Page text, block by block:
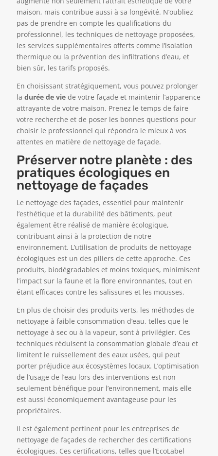
maison, mais contribue aussi à sa longévité. N’oubliez
pas de prendre en compte les qualifications du
professionnel, les techniques de nettoyage proposées,
les services supplémentaires offerts comme l’isolation
thermique ou la prévention des infiltrations d’eau, et
bien sûr, les tarifs proposés.
En choisissant stratégiquement, vous pouvez prolonger
la durée de viede votre façade et maintenir l’apparence
attrayante de votre maison. Prenez le temps de faire
votre recherche et de poser les bonnes questions pour
choisir le professionnel qui répondra le mieux à vos
attentes en matière de nettoyage de façade.
Préserver notre planète : des
pratiques écologiques en
nettoyage de façades
Le nettoyage des façades, essentiel pour maintenir
l’esthétique et la durabilité des bâtiments, peut
également être réalisé de manière écologique,
contribuant ainsi à la protection de notre
environnement. L’utilisation de produits de nettoyage
écologiques est un des piliers de cette approche. Ces
produits, biodégradables et moins toxiques, minimisent
l’impact sur la faune et la flore environnantes, tout en
étant efficaces contre les salissures et les mousses.
En plus de choisir des produits verts, les méthodes de
nettoyage à faible consommation d’eau, telles que le
nettoyage à sec ou à la vapeur, sont à privilégier. Ces
techniques réduisent la consommation globale d’eau et
limitent le ruissellement des eaux usées, qui peut
porter préjudice aux écosystèmes locaux. L’optimisation
de l’usage de l’eau lors des interventions est non
seulement bénéfique pour l’environnement, mais elle
est aussi économiquement avantageuse pour les
propriétaires.
Il est également pertinent pour les entreprises de
nettoyage de façades de rechercher des certifications
écologiques. Ces certifications, telles que l’EcoLabel